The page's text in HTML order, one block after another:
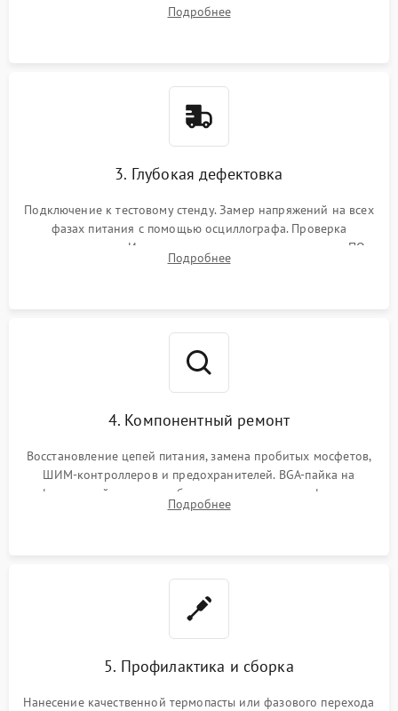
памяти и зоны VRM. Очистка платы от пыли и окислов.
Подробнее
3. Глубокая дефектовка
Подключение к тестовому стенду. Замер напряжений на всех
фазах питания с помощью осциллографа. Проверка
инициализации. Использование специализированного ПО
MATS
Подробнее
4. Компонентный ремонт
Восстановление цепей питания, замена пробитых мосфетов,
ШИМ-контроллеров и предохранителей. BGA-пайка на
инфракрасной станции реболлинг или замена графического
чипа и дефектной памяти GDDR. Прошивка BIOS
Подробнее
5. Профилактика и сборка
Нанесение качественной термопасты или фазового перехода